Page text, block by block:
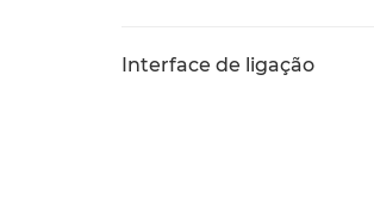
Interface de ligação